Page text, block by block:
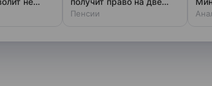
пенсии
Пенсии